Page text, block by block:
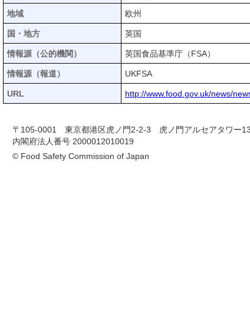
地域 欧州
国・地方 英国
情報源（公的機関） 英国食品基準庁（FSA）
情報源（報道） UKFSA
URL http://www.food.gov.uk/news/
〒105-0001 東京都港区虎ノ門2-2-3 虎ノ門アルセアタワー
内閣府法人番号 2000012010019
© Food Safety Commission of Japan